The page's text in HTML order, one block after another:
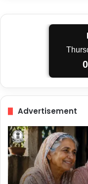
Advertisement